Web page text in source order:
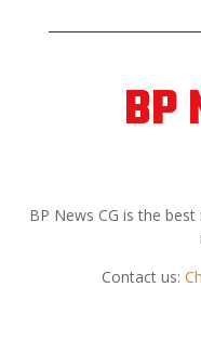
BP
BP News CG is the
Contact us: